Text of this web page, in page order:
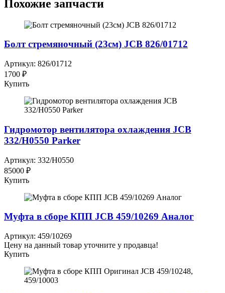
Похожие запчасти
Болт стремяночный (23см) JCB 826/01712
Артикул: 826/01712
1700 ₽
Купить
Гидромотор вентилятора охлаждения JCB
332/H0550 Parker
Артикул: 332/H0550
85000 ₽
Купить
Муфта в сборе КПП JCB 459/10269 Аналог
Артикул: 459/10269
Цену на данный товар уточните у продавца!
Купить